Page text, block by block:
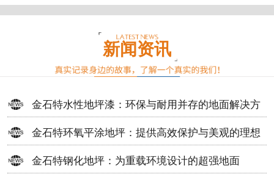
新闻资讯
金石特水性地坪漆：环保与耐用并存的地面解决方
案
金石特环氧平涂地坪：提供高效保护与美观的理想
选择
金石特钢化地坪：为重载环境设计的超强地面